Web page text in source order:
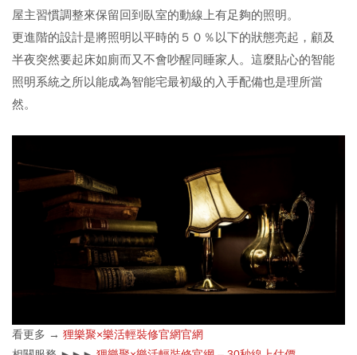
屋主習慣調整來保留回到臥室的動線上有足夠的照明。
更進階的設計是將照明以平時的５０％以下的狀態亮起，顧及
半夜突然要起床如廁而又不會吵醒同睡家人。這麼貼心的智能
照明系統之所以能成為智能宅最初級的入手配備也是理所當
然。
看更多 → 狸樂聚×樂活輕裝修官網官網